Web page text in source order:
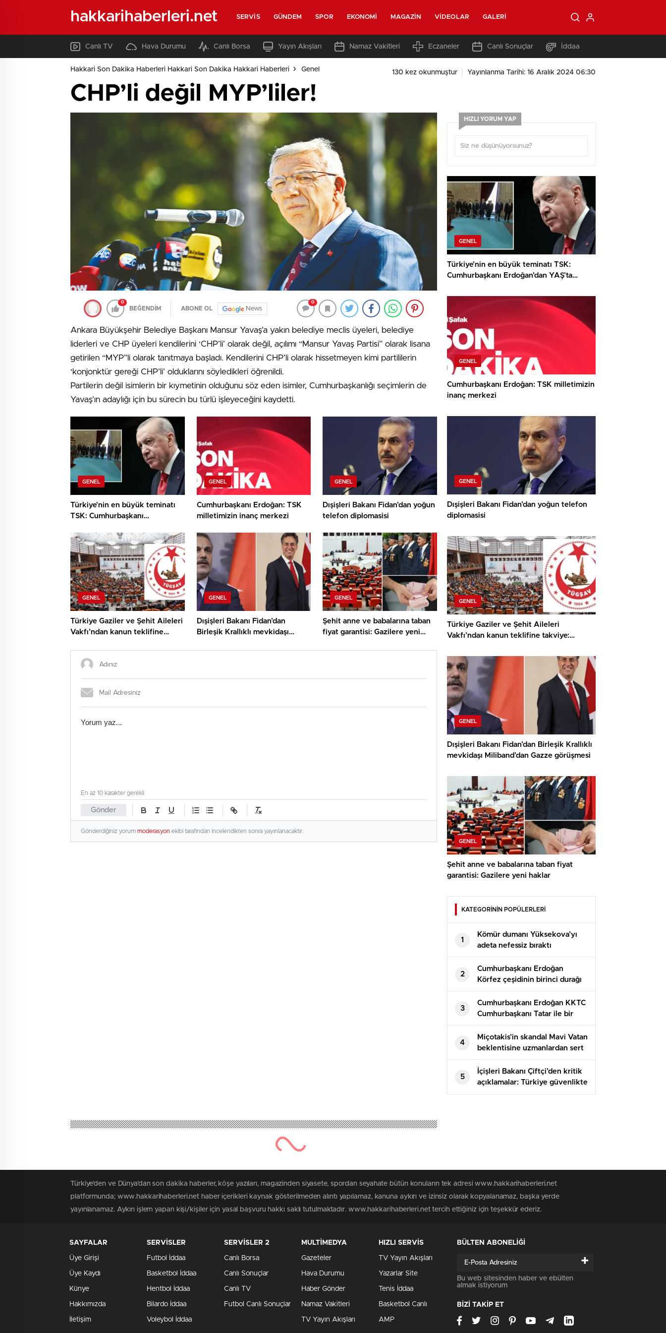
hakkarihaberleri.net SERVIS GÜNDEM SPOR EKONOMI MAGAZIN VIDEOLAR GALERI
Canlı TV Hava Durumu Canlı Borsa Yayın Akışları Namaz Vakitleri Eczaneler Canlı Sonuçlar İddaa
Hakkari Son Dakika Haberleri Hakkari Son Dakika Hakkari Haberleri Genel 130 kez okunmuştur Yayınlanma Tarihi: 16 Aralık 2024 06:30
CHP’li değil MYP’liler!
0
BEĞENDİM ABONE OL News
0
Ankara Büyükşehir Belediye Başkanı Mansur Yavaş’a yakın belediye meclis üyeleri, belediye
liderleri ve CHP üyeleri kendilerini ‘CHP’li’ olarak değil, açılımı “Mansur Yavaş Partisi” olarak lisana
getirilen “MYP”li olarak tanıtmaya başladı. Kendilerini CHP’li olarak hissetmeyen kimi partililerin
‘konjonktür gereği CHP’li’ olduklarını söyledikleri öğrenildi.
Partilerin değil isimlerin bir kıymetinin olduğunu söz eden isimler, Cumhurbaşkanlığı seçimlerin de
Yavaş’ın adaylığı için bu sürecin bu türlü işleyeceğini kaydetti.
GENEL
Türkiye’nin en büyük teminatı
TSK: Cumhurbaşkanı
çeken ileti
GENEL
Cumhurbaşkanı Erdoğan: TSK
milletimizin inanç merkezi
GENEL
Dışişleri Bakanı Fidan’dan yoğun
telefon diplomasisi
GENEL
Türkiye Gaziler ve Şehit Aileleri
Vakfı’ndan kanun teklifine
ediyoruz
GENEL
Dışişleri Bakanı Fidan’dan
Birleşik Krallıklı mevkidaşı
GENEL
Şehit anne ve babalarına taban
fiyat garantisi: Gazilere yeni
Gönder
En az 10 karakter gerekli
Gönderdiğiniz yorum moderasyon ekibi tarafından incelendikten sonra yayınlanacaktır.
HIZLI YORUM YAP
GENEL
Türkiye’nin en büyük teminatı TSK:
Cumhurbaşkanı Erdoğan’dan YAŞ’ta
GENEL
Cumhurbaşkanı Erdoğan: TSK milletimizin
inanç merkezi
GENEL
Dışişleri Bakanı Fidan’dan yoğun telefon
diplomasisi
GENEL
Türkiye Gaziler ve Şehit Aileleri
Vakfı’ndan kanun teklifine takviye:
ediyoruz
GENEL
Dışişleri Bakanı Fidan’dan Birleşik Krallıklı
mevkidaşı Miliband’dan Gazze görüşmesi
GENEL
Şehit anne ve babalarına taban fiyat
garantisi: Gazilere yeni haklar
KATEGORİNİN POPÜLERLERİ
1
Kömür dumanı Yüksekova’yı
adeta nefessiz bıraktı
2
Cumhurbaşkanı Erdoğan
Körfez çeşidinin birinci durağı
Suudi Arabistan’da
3
Cumhurbaşkanı Erdoğan KKTC
Cumhurbaşkanı Tatar ile bir
ortaya geldi
4
Miçotakis’in skandal Mavi Vatan
beklentisine uzmanlardan sert
reaksiyon: Türkiye geri adım
atamaz
5
İçişleri Bakanı Çiftçi’den kritik
açıklamalar: Türkiye güvenlikte
yeni bir eşiğe geçti
Türkiye'den ve Dünya’dan son dakika haberler, köşe yazıları, magazinden siyasete, spordan seyahate bütün konuların tek adresi www.hakkarihaberleri.net
platformunda; www.hakkarihaberleri.net haber içerikleri kaynak gösterilmeden alıntı yapılamaz, kanuna aykırı ve izinsiz olarak kopyalanamaz, başka yerde
yayınlanamaz. Aykırı işlem yapan kişi/kişiler için yasal başvuru hakkı saklı tutulmaktadır. www.hakkarihaberleri.net tercih ettiğiniz için teşekkür ederiz.
SAYFALAR
Üye Girişi
Üye Kaydı
Künye
Hakkımızda
İletişim
SERVİSLER
Futbol İddaa
Basketbol İddaa
Hentbol İddaa
Bilardo İddaa
Voleybol İddaa
SERVİSLER 2
Canlı Borsa
Canlı Sonuçlar
Canlı TV
Futbol Canlı Sonuçlar
MULTİMEDYA
Gazeteler
Hava Durumu
Haber Gönder
Namaz Vakitleri
TV Yayın Akışları
HIZLI SERVİS
TV Yayın Akışları
Yazarlar Site
Tenis İddaa
Basketbol Canlı
AMP
BÜLTEN ABONELİĞİ
+
Bu web sitesinden haber ve ebülten
almak istiyorum
BİZİ TAKİP ET